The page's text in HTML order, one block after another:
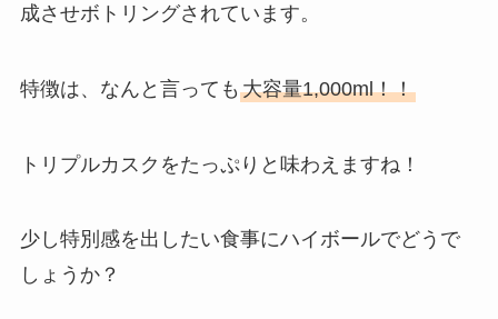
成させボトリングされています。
特徴は、なんと言っても 大容量1,000ml！！
トリプルカスクをたっぷりと味わえますね！
少し特別感を出したい食事にハイボールでどうで
しょうか？